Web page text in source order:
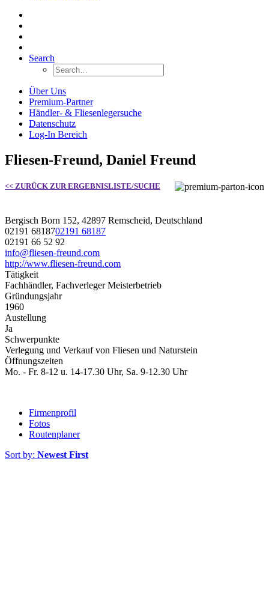
Search
Über Uns
Premium-Partner
Händler- & Fliesenlegersuche
Datenschutz
Log-In Bereich
Fliesen-Freund, Daniel Freund
<< ZURÜCK ZUR ERGEBNISLISTE/SUCHE
Bergisch Born 152, 42897 Remscheid, Deutschland
02191 6818702191 68187
02191 66 52 92
info@fliesen-freund.com
http://www.fliesen-freund.com
Tätigkeit
Fachhändler, Fachverleger Meisterbetrieb
Gründungsjahr
1960
Austellung
Ja
Schwerpunkte
Verlegung und Verkauf von Fliesen und Naturstein
Öffnungszeiten
Mo. - Fr. 8-12 u. 14-17.30 Uhr, Sa. 9-12.30 Uhr
Firmenprofil
Fotos
Routenplaner
Sort by: Newest First